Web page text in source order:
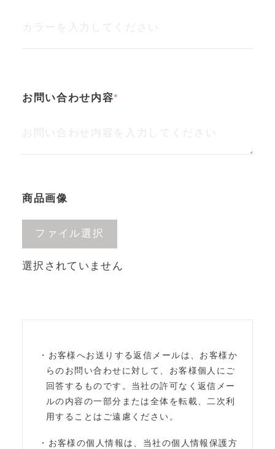
お問い合わせ内容
商品画像
ファイル選択
選択されていません
・お客様へお送りする返信メールは、お客様か
らのお問い合わせに対して、お客様個人にご
回答するものです。当社の許可なく返信メー
ルの内容の一部分または全体を転載、二次利
用することはご遠慮ください。
・お客様の個人情報は、当社の個人情報保護方